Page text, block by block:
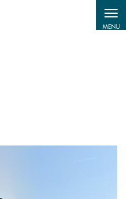
MENU